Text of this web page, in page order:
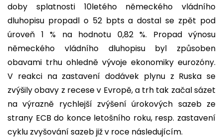
doby splatnosti 10letého německého vládního
dluhopisu propadl o 52 bpts a dostal se zpět pod
úroveň 1 % na hodnotu 0,82 %. Propad výnosu
německého vládního dluhopisu byl způsoben
obavami trhu ohledně vývoje ekonomiky eurozóny.
V reakci na zastavení dodávek plynu z Ruska se
zvýšily obavy z recese v Evropě, a trh tak začal sázet
na výrazně rychlejší zvýšení úrokových sazeb ze
strany ECB do konce letošního roku, resp. zastavení
cyklu zvyšování sazeb již v roce následujícím.